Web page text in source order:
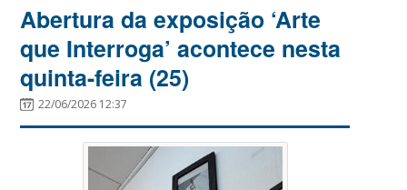
Abertura da exposição ‘Arte
que Interroga’ acontece nesta
quinta-feira (25)
22/06/2026 12:37